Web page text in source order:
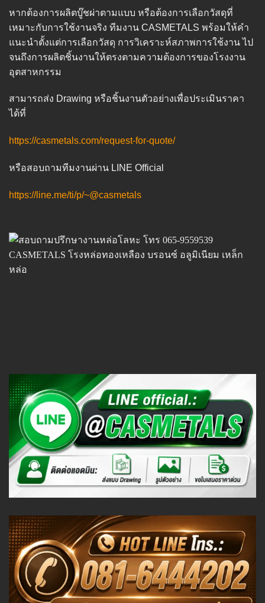
หากต้องการผลิตบู๊ชผ่าตามแบบ หรือต้องการเลือกวัสดุที่
เหมาะกับการใช้งานจริง ทีมงาน CASMETALS พร้อมให้คำ
แนะนำตั้งแต่การเลือกวัสดุ การวิเคราะห์สภาพการใช้งาน ไป
จนถึงการผลิตชิ้นงานให้ตรงตามความต้องการของโรงงาน
อุตสาหกรรม
สามารถส่ง Drawing หรือชิ้นงานตัวอย่างเพื่อประเมินราคา
ได้ที่
https://casmetals.com/request-for-quote/
หรือสอบถามทีมงานผ่าน LINE Official
https://line.me/ti/p/~@casmetals